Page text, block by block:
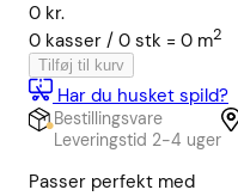
0 kr.
0 kasser / 0 stk = 0 m2
Tilføj til kurv
Har du husket spild?
Bestillingsvare
Leveringstid 2-4 uger
Passer perfekt med